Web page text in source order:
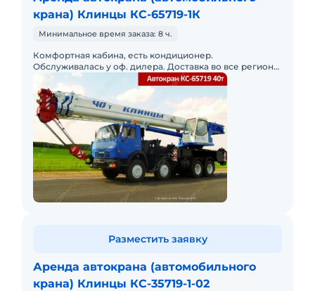
крана) Клинцы КС-65719-1К
Минимальное время заказа: 8 ч.
Комфортная кабина, есть кондиционер.
Обслуживалась у оф. дилера. Доставка во все регионы
РФ и ближнего зарубежья.
Аренда автокрана (автомобильного
крана) Клинцы КС-35719-1-02
Разместить заявку